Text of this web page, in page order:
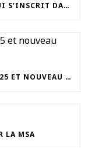
UN CHARGES ET PRODUITS 2027 QUI S’INSCRIT DANS LA CONTINUITÉ
UNOCAM : RETOUR SUR L’ANNÉE 2025 ET NOUVEAU SECRÉTAIRE GÉNÉRAL
LA MSA